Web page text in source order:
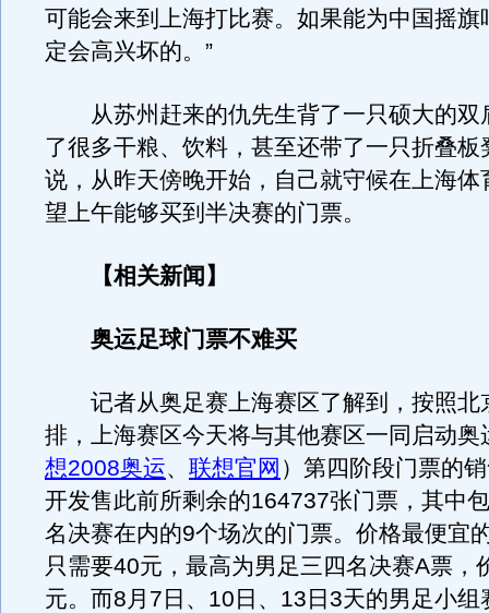
可能会来到上海打比赛。如果能为中国摇旗
定会高兴坏的。”
从苏州赶来的仇先生背了一只硕大的双
了很多干粮、饮料，甚至还带了一只折叠板
说，从昨天傍晚开始，自己就守候在上海体
望上午能够买到半决赛的门票。
【相关新闻】
奥运足球门票不难买
记者从奥足赛上海赛区了解到，按照北
排，上海赛区今天将与其他赛区一同启动奥
想2008奥运、 联想官网 ）第四阶段门票的
开发售此前所剩余的164737张门票，其中
名决赛在内的9个场次的门票。价格最便宜
只需要40元，最高为男足三四名决赛A票，
元。而8月7日、10日、13日3天的男足小组